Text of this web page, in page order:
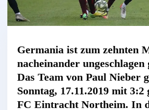
Germania ist zum zehnten
nacheinander ungeschlagen
Das Team von Paul Nieber
Sonntag, 17.11.2019 mit 3:2
FC Eintracht Northeim. In